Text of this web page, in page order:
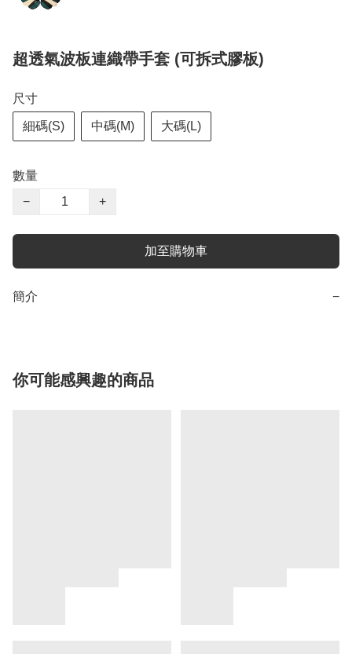
超透氣波板連織帶手套 (可拆式膠板)
尺寸
細碼(S) 中碼(M) 大碼(L)
數量
−
+
加至購物車
簡介 −
你可能感興趣的商品